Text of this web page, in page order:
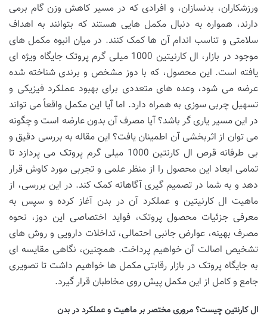
ورزشکاران، بدنسازان، و افرادی که در مسیر کاهش وزن گام برمی
دارند، همواره به دنبال مکمل هایی هستند که بتوانند به اهداف
سلامتی و تناسب اندام آن ها کمک کنند. در میان انبوه مکمل های
موجود در بازار، ال کارنیتین 1000 میلی گرم پروتک جایگاه ویژه ای
یافته است. این محصول، که با دوز مشخص و برندی شناخته شده
عرضه می شود، وعده های متعددی برای بهبود عملکرد فیزیکی و
تسهیل چربی سوزی به همراه دارد. اما آیا این مکمل واقعاً می تواند
در این مسیر یاری گر باشد؟ آیا مصرف آن بدون عارضه است و چگونه
می توان از اثربخشی آن اطمینان یافت؟ این مقاله به بررسی دقیق و
بی طرفانه قرص ال کارنتین 1000 میلی گرم پروتک می پردازد تا
تمامی ابعاد این محصول را از منظر علمی و تجربی مورد کاوش قرار
دهد و به شما در تصمیم گیری آگاهانه کمک کند. در این بررسی، از
ماهیت ال کارنیتین و عملکرد آن در بدن آغاز کرده و سپس به
معرفی جزئیات محصول پروتک، فواید اختصاصی این دوز، نحوه
مصرف بهینه، عوارض جانبی احتمالی، تداخلات دارویی و روش های
تشخیص اصالت آن خواهیم پرداخت. همچنین، نگاهی مقایسه ای
به جایگاه پروتک در بازار رقابتی مکمل ها خواهیم داشت تا تصویری
جامع و کامل از این مکمل پیش روی مخاطبان قرار گیرد.
ال کارنتین چیست؟ مروری مختصر بر ماهیت و عملکرد در بدن